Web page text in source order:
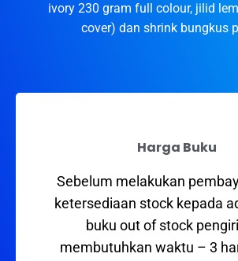
ivory 230 gram full colour, jilid
cover) dan shrink bungkus
Harga Buku
Sebelum melakukan
ketersediaan stock kepada
buku out of stock
membutuhkan waktu – 3